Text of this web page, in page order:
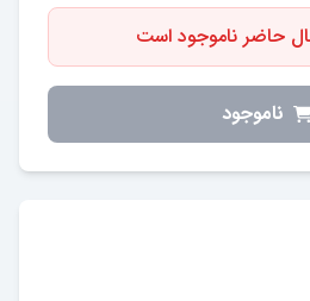
حاضر ناموجود است
ناموجود